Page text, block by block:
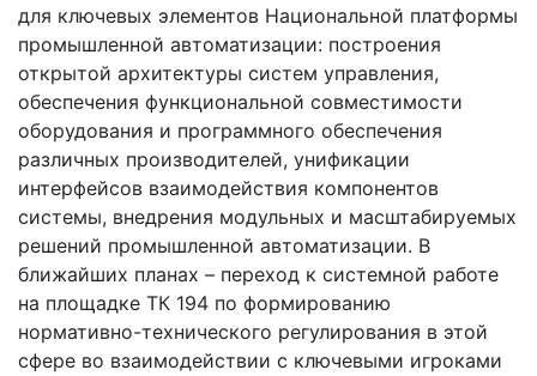
для ключевых элементов Национальной платформы
промышленной автоматизации: построения
открытой архитектуры систем управления,
обеспечения функциональной совместимости
оборудования и программного обеспечения
различных производителей, унификации
интерфейсов взаимодействия компонентов
системы, внедрения модульных и масштабируемых
решений промышленной автоматизации. В
ближайших планах – переход к системной работе
на площадке ТК 194 по формированию
нормативно-технического регулирования в этой
сфере во взаимодействии с ключевыми игроками